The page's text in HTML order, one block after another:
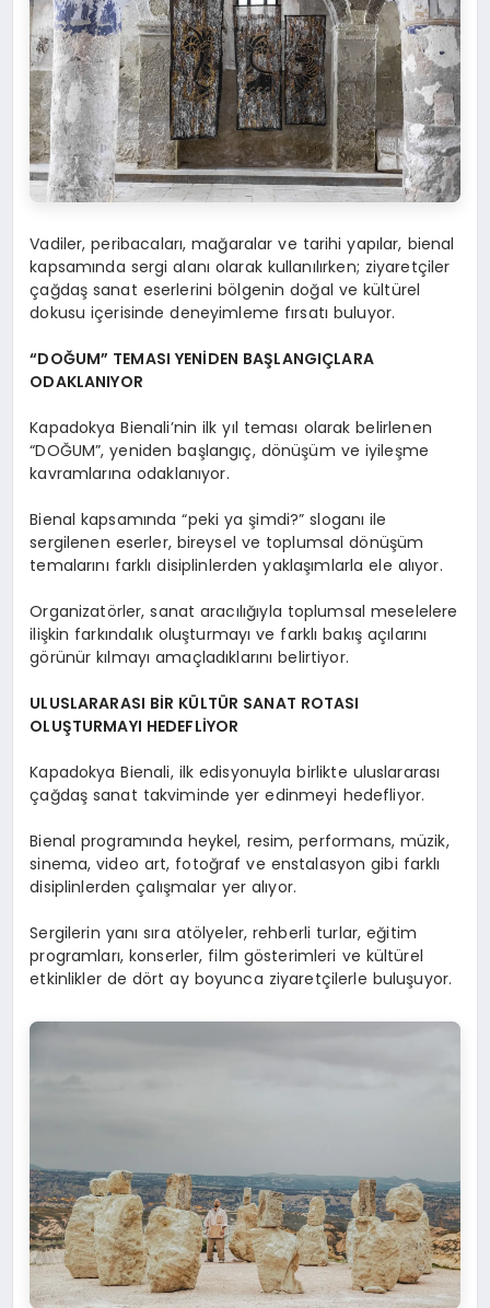
Vadiler, peribacaları, mağaralar ve tarihi yapılar, bienal
kapsamında sergi alanı olarak kullanılırken; ziyaretçiler
çağdaş sanat eserlerini bölgenin doğal ve kültürel
dokusu içerisinde deneyimleme fırsatı buluyor.
“DOĞUM” TEMASI YENİDEN BAŞLANGIÇLARA
ODAKLANIYOR
Kapadokya Bienali’nin ilk yıl teması olarak belirlenen
“DOĞUM”, yeniden başlangıç, dönüşüm ve iyileşme
kavramlarına odaklanıyor.
Bienal kapsamında “peki ya şimdi?” sloganı ile
sergilenen eserler, bireysel ve toplumsal dönüşüm
temalarını farklı disiplinlerden yaklaşımlarla ele alıyor.
Organizatörler, sanat aracılığıyla toplumsal meselelere
ilişkin farkındalık oluşturmayı ve farklı bakış açılarını
görünür kılmayı amaçladıklarını belirtiyor.
ULUSLARARASI BİR KÜLTÜR SANAT ROTASI
OLUŞTURMAYI HEDEFLİYOR
Kapadokya Bienali, ilk edisyonuyla birlikte uluslararası
çağdaş sanat takviminde yer edinmeyi hedefliyor.
Bienal programında heykel, resim, performans, müzik,
sinema, video art, fotoğraf ve enstalasyon gibi farklı
disiplinlerden çalışmalar yer alıyor.
Sergilerin yanı sıra atölyeler, rehberli turlar, eğitim
programları, konserler, film gösterimleri ve kültürel
etkinlikler de dört ay boyunca ziyaretçilerle buluşuyor.